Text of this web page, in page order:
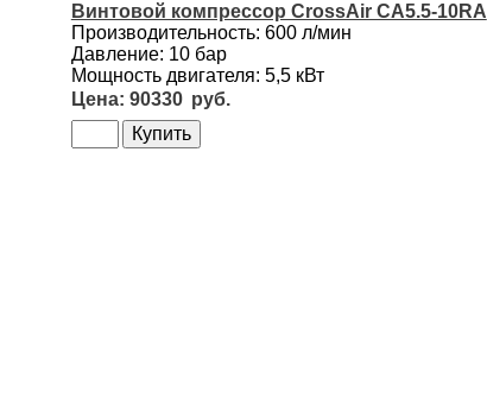
Винтовой компрессор CrossAir CA5.5-10RA
Производительность: 600 л/мин
Давление: 10 бар
Мощность двигателя: 5,5 кВт
90330